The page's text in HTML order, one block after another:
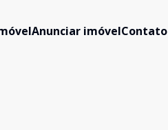
Anunciar imóvelContato